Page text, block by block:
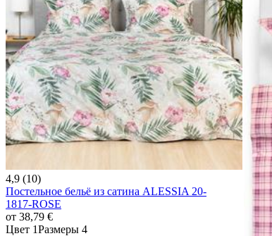
4,9 (10)
Постельное бельё из сатина ALESSIA 20-
1817-ROSE
от 38,79 €
Цвет 1Размеры 4